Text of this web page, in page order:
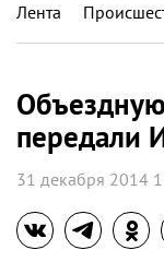
Лента
передали
31 декабря 2014